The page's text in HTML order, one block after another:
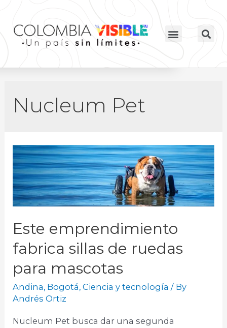
Nucleum Pet
Este emprendimiento
fabrica sillas de ruedas
para mascotas
Andina, Bogotá,Ciencia y tecnología / By
Andrés Ortiz
Nucleum Pet busca dar una segunda